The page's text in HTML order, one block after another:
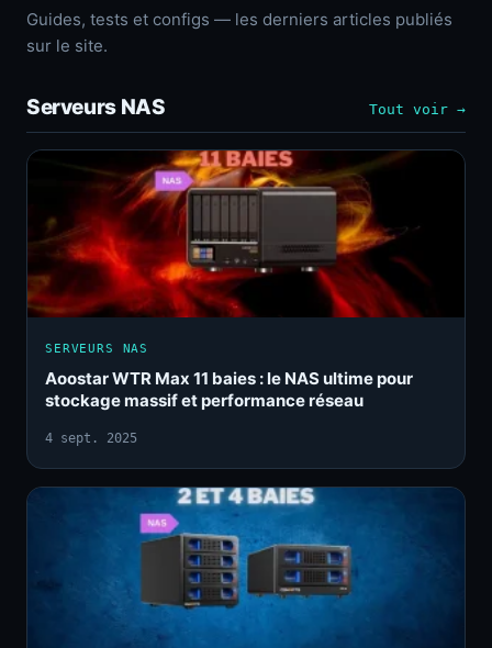
Guides, tests et configs — les derniers articles publiés
sur le site.
Serveurs NAS Tout voir →
SERVEURS NAS
Aoostar WTR Max 11 baies : le NAS ultime pour
stockage massif et performance réseau
4 sept. 2025